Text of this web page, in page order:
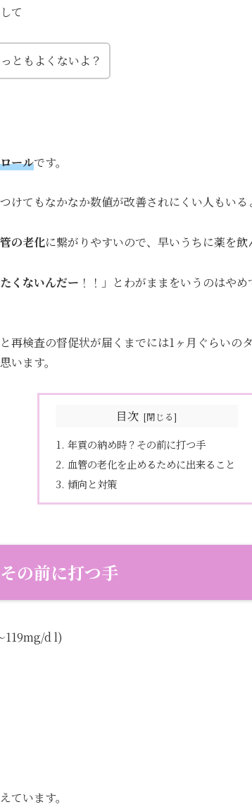
て
ともよくないよ？
ールです。
けてもなかなか数値が改善されにくい人もいる
の老化に繋がりやすいので、早いうちに薬を飲
くないんだー ！！」とわがままをいうのはや
再検査の督促状が届くまでには1ヶ月ぐらいの
います。
目次
年貢の納め時？その前に打つ手
血管の老化を止めるために出来ること
傾向と対策
の前に打つ手
119mg/d l)
ています。